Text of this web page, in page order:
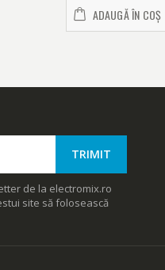
ADAUGĂ ÎN COȘ
de la electromix.ro
site să folosească